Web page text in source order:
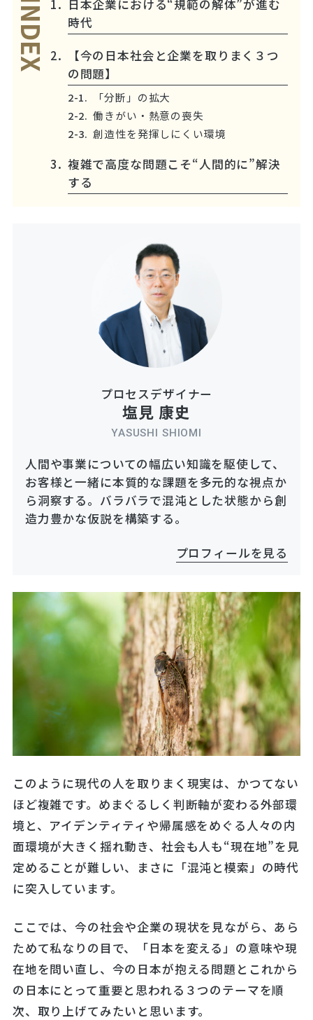
INDEX
日本企業における“規範の解体”が進む
時代
【今の日本社会と企業を取りまく３つ
の問題】
「分断」の拡大
働きがい・熱意の喪失
創造性を発揮しにくい環境
複雑で高度な問題こそ“人間的に”解決
する
プロセスデザイナー
塩見 康史
YASUSHI SHIOMI
人間や事業についての幅広い知識を駆使して、
お客様と一緒に本質的な課題を多元的な視点か
ら洞察する。バラバラで混沌とした状態から創
造力豊かな仮説を構築する。
プロフィールを見る
このように現代の人を取りまく現実は、かつてない
ほど複雑です。めまぐるしく判断軸が変わる外部環
境と、アイデンティティや帰属感をめぐる人々の内
面環境が大きく揺れ動き、社会も人も“現在地”を見
定めることが難しい、まさに「混沌と模索」の時代
に突入しています。
ここでは、今の社会や企業の現状を見ながら、あら
ためて私なりの目で、「日本を変える」の意味や現
在地を問い直し、今の日本が抱える問題とこれから
の日本にとって重要と思われる３つのテーマを順
次、取り上げてみたいと思います。